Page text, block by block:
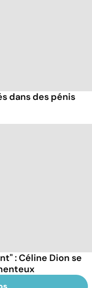
dans des pénis
: Céline Dion se